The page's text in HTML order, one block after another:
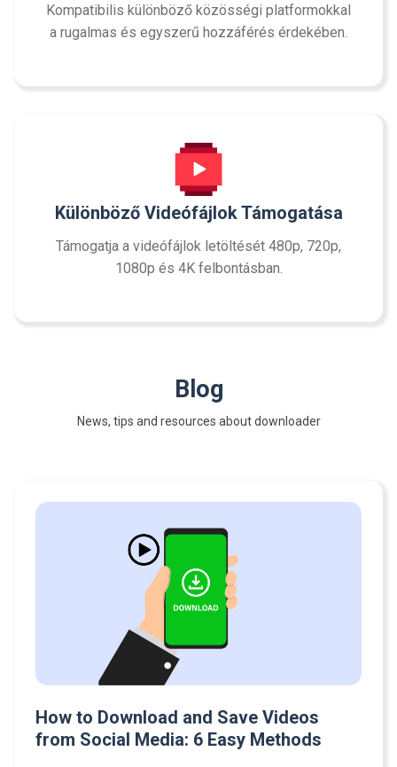
Kompatibilis különböző közösségi platformokkal
a rugalmas és egyszerű hozzáférés érdekében.
Különböző Videófájlok Támogatása
Támogatja a videófájlok letöltését 480p, 720p,
1080p és 4K felbontásban.
Blog
News, tips and resources about downloader
How to Download and Save Videos
from Social Media: 6 Easy Methods